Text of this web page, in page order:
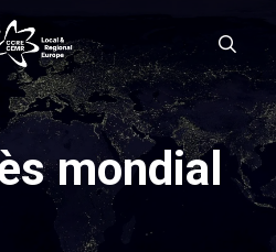
mondial